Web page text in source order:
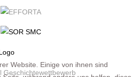
Website. Einige von ihnen sind